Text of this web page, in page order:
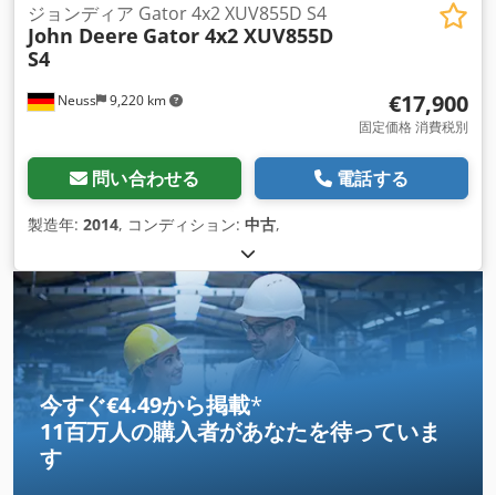
Neuss 9,220 km
ジョンディア Gator 4x2 XUV855D S4
John Deere Gator 4x2 XUV855D
S4
€17,900
固定価格 消費税別
問い合わせる 電話する
製造年: 2014, コンディション: 中古,
今すぐ€4.49から掲載*
11百万人の購入者があなたを待っていま
す